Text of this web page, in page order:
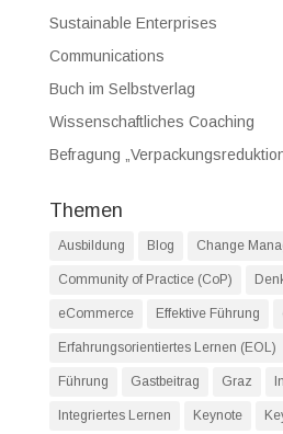
Sustainable Enterprises
Communications
Buch im Selbstverlag
Wissenschaftliches Coaching
Befragung
Themen
Ausbildung Blog Change
Community of Practice (CoP)
eCommerce Effektive Führung
Erfahrungsorientiertes Lernen (EOL)
Führung Gastbeitrag Graz
Integriertes Lernen Keynote